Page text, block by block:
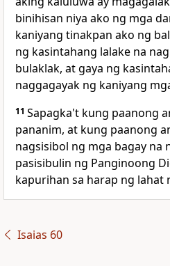
binihisan niya ako ng mga
kaniyang tinakpan ako ng
ng kasintahang lalake na
bulaklak, at gaya ng
naggagayak ng kaniyang
11 Sapagka't kung paanong
pananim, at kung paanong
nagsisibol ng mga bagay na
pasisibulin ng Panginoong
kapurihan sa harap ng lahat
Isaias 60